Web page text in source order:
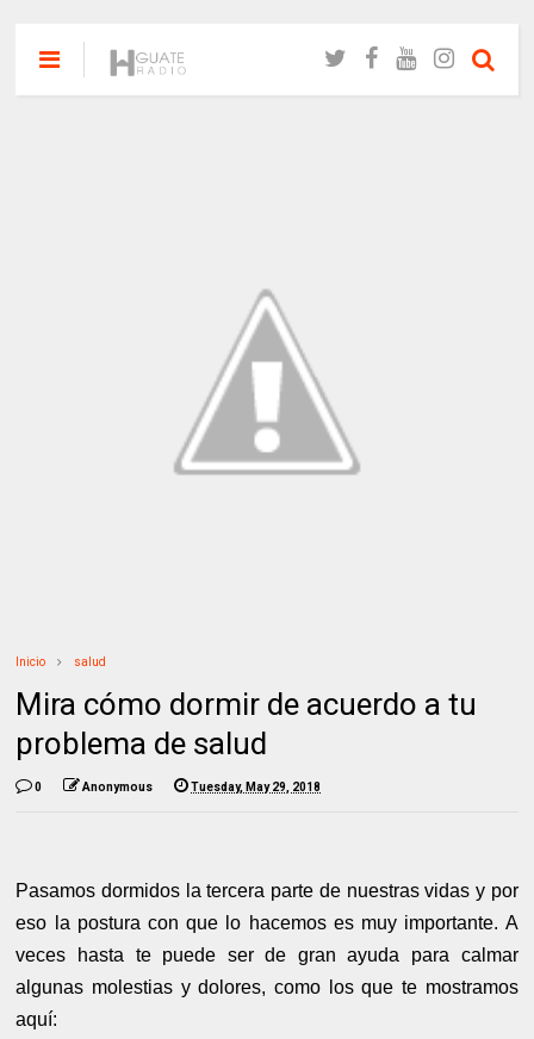
Inicio salud
Mira cómo dormir de acuerdo a tu
problema de salud
0 Anonymous Tuesday, May 29, 2018
Pasamos dormidos la tercera parte de nuestras vidas y por
eso la postura con que lo hacemos es muy importante. A
veces hasta te puede ser de gran ayuda para calmar
algunas molestias y dolores, como los que te mostramos
aquí: